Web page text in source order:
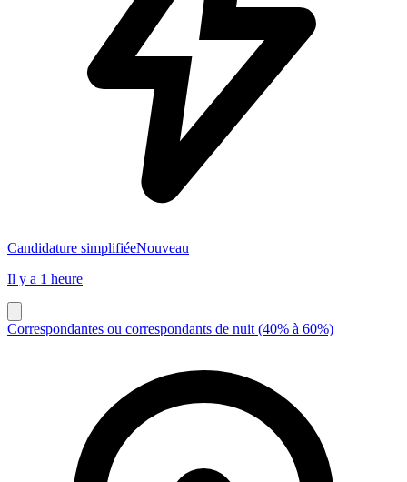
Candidature simplifiéeNouveau
Il y a 1 heure
Correspondantes ou correspondants de nuit (40% à 60%)